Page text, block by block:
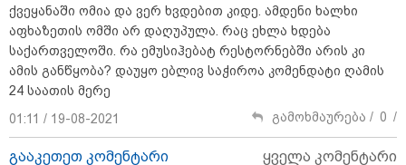
Hisense წარმოგიდგენთ გზავნილს "ინოვაციები
უკეთესი ცხოვრებისათვის" FIFA-ს 2026 წლის
მსოფლიო ჩემპიონატზე™
სამართალი
ქვეყანაში ომია და ვერ ხვდებით კიდე. ამდენი ხალხი
აფხაზეთის ომში არ დაღუპულა. რაც ეხლა ხდება
საქართველოში. რა ემუსიჰებატ რესტორნებში არის კი
ამის განწყობა? დაუყო ებლივ საჭიროა კომენდატი ღამის
24 საათის მერე
01:11 / 19-08-2021
გამოხმაურება / 0 /
გააკეთეთ კომენტარი ყველა კომენტარი